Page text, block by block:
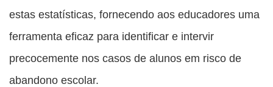
estas estatísticas, fornecendo aos educadores uma
ferramenta eficaz para identificar e intervir
precocemente nos casos de alunos em risco de
abandono escolar.